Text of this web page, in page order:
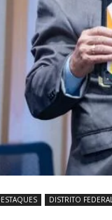
DISTRITO